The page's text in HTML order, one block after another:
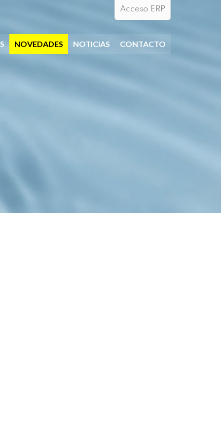
Acceso ERP
NOVEDADES NOTICIAS CONTACTO